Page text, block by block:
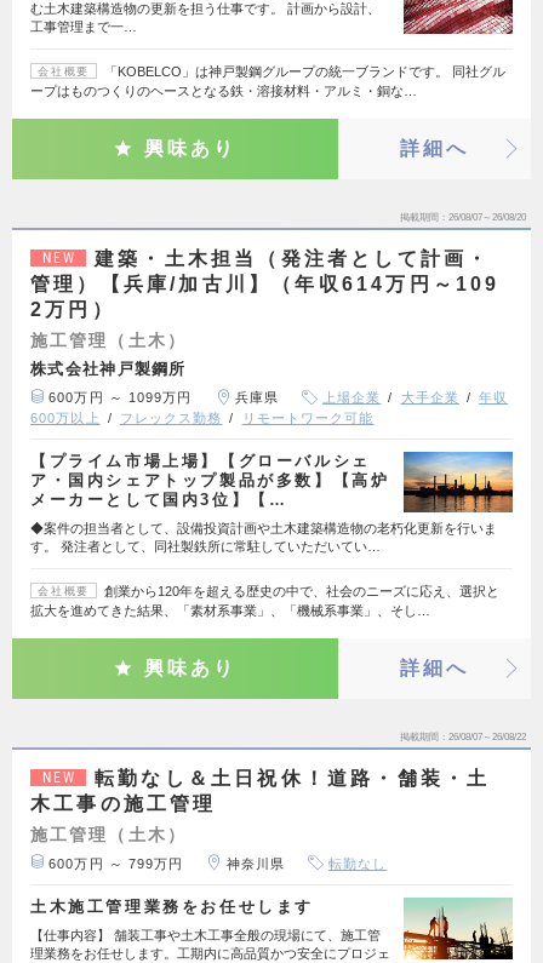
む土木建築構造物の更新を担う仕事です。 計画から設計、
工事管理まで一…
会社概要
「KOBELCO」は神戸製鋼グループの統一ブランドです。 同社グル
ープはものつくりのヘースとなる鉄・溶接材料・アルミ・銅な…
興味あり 詳細へ
掲載期間 26/08/07～26/08/20
NEW
建築・土木担当（発注者として計画・
管理）【兵庫/加古川】（年収614万円～109
2万円）
施工管理（土木）
株式会社神戸製鋼所
600万円 ～ 1099万円 兵庫県 上場企業 大手企業
年収
600万以上
フレックス勤務 リモートワーク可能
【プライム市場上場】【グローバルシェ
ア・国内シェアトップ製品が多数】【高炉
メーカーとして国内3位】【…
◆案件の担当者として、設備投資計画や土木建築構造物の老朽化更新を行いま
す。 発注者として、同社製鉄所に常駐していただいてい…
会社概要
創業から120年を超える歴史の中で、社会のニーズに応え、選択と
拡大を進めてきた結果、「素材系事業」、「機械系事業」、そし…
興味あり 詳細へ
掲載期間 26/08/07～26/08/22
NEW
転勤なし＆土日祝休！道路・舗装・土
木工事の施工管理
施工管理（土木）
600万円 ～ 799万円 神奈川県 転勤なし
土木施工管理業務をお任せします
【仕事内容】 舗装工事や土木工事全般の現場にて、施工管
理業務をお任せします。工期内に高品質かつ安全にプロジェ